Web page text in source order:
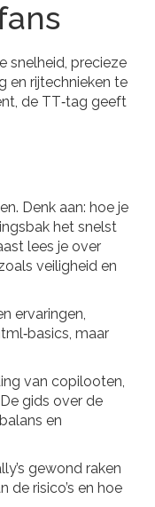
snelheid, precieze
en rijtechnieken te
de TT‑tag geeft
Denk aan: hoe je
het snelst
lees je over
veiligheid en
ervaringen,
maar
van copilooten,
gids over de
en
gewond raken
de risico’s en hoe